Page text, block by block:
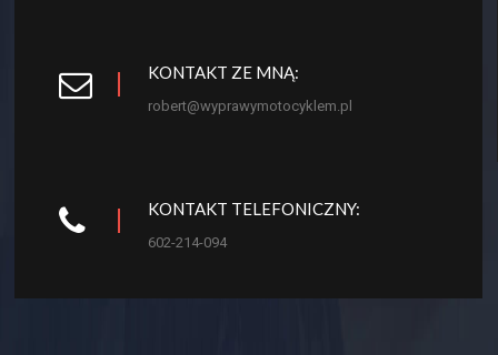
KONTAKT ZE MNĄ:
robert@wyprawymotocyklem.pl
KONTAKT TELEFONICZNY:
602-214-094